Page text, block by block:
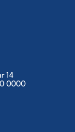
14
0000